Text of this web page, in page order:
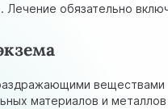
Лечение обязательно
веществами
материалов и